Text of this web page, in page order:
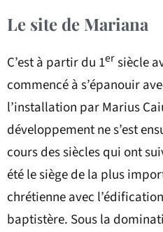
Le site de Mariana
C’est à partir du 1ersiècle
commencé à s’épanouir
l’installation par Marius
développement ne s’est
cours des siècles qui ont
été le siège de la plus
chrétienne avec
baptistère. Sous la